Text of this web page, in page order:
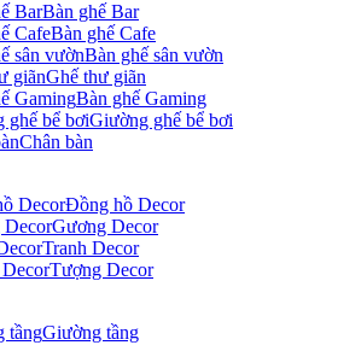
Bàn ghế Bar
Bàn ghế Cafe
Bàn ghế sân vườn
Ghế thư giãn
Bàn ghế Gaming
Giường ghế bể bơi
Chân bàn
Đồng hồ Decor
Gương Decor
Tranh Decor
Tượng Decor
Giường tầng